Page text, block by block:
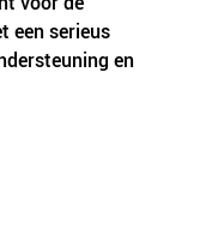
een serieus
en